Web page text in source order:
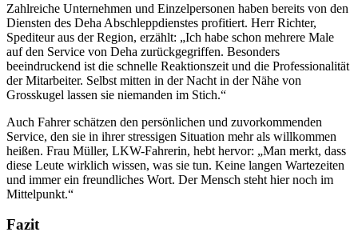
Zahlreiche Unternehmen und Einzelpersonen haben bereits von den
Diensten des Deha Abschleppdienstes profitiert. Herr Richter,
Spediteur aus der Region, erzählt: „Ich habe schon mehrere Male
auf den Service von Deha zurückgegriffen. Besonders
beeindruckend ist die schnelle Reaktionszeit und die Professionalität
der Mitarbeiter. Selbst mitten in der Nacht in der Nähe von
Grosskugel lassen sie niemanden im Stich.“
Auch Fahrer schätzen den persönlichen und zuvorkommenden
Service, den sie in ihrer stressigen Situation mehr als willkommen
heißen. Frau Müller, LKW-Fahrerin, hebt hervor: „Man merkt, dass
diese Leute wirklich wissen, was sie tun. Keine langen Wartezeiten
und immer ein freundliches Wort. Der Mensch steht hier noch im
Mittelpunkt.“
Fazit